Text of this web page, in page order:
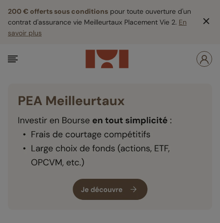
200 € offerts sous conditions pour toute ouverture d'un
contrat d'assurance vie Meilleurtaux Placement Vie 2. En
savoir plus